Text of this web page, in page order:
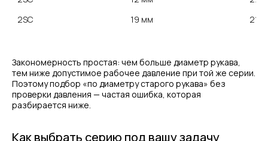
2SC
19 мм 215
Закономерность простая: чем больше диаметр рукава,
тем ниже допустимое рабочее давление при той же серии.
Поэтому подбор «по диаметру старого рукава» без
проверки давления — частая ошибка, которая
разбирается ниже.
Как выбрать серию под вашу задачу